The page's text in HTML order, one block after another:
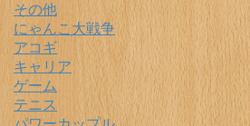
その他
にゃんこ大戦争
アコギ
キャリア
ゲーム
テニス